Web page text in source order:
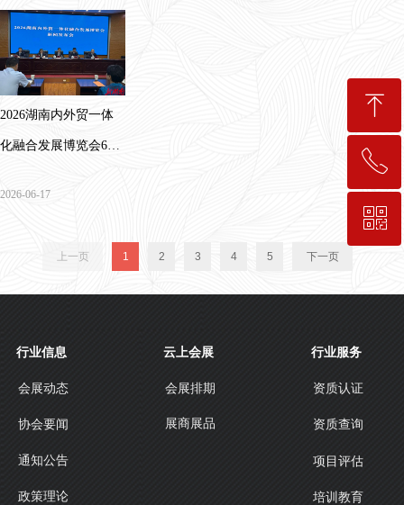
2026湖南内外贸一体
化融合发展博览会6月
2026-06-17
上一页 1 2 3 4 5 下一页
会展动态
协会要闻
通知公告
政策理论
行业信息
会展排期
展商展品
云上会展
资质认证
资质查询
项目评估
培训教育
行业服务
ꁸ
回到顶部
ꂅ
189-7498-5834
ꀥ